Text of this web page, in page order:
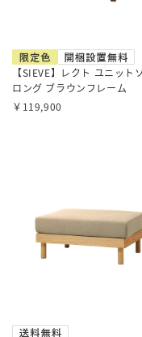
【SIEVE】レクト ユニット
ロング ブラウンフレーム
￥119,900